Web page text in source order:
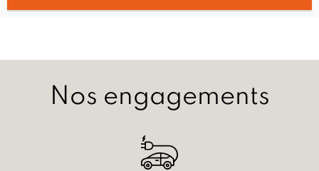
Nos engagements